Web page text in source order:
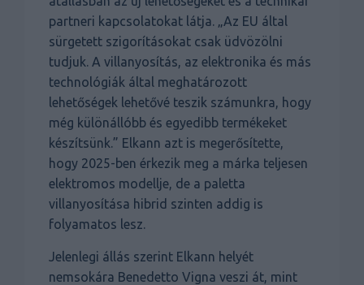
partneri kapcsolatokat látja. „Az EU által
sürgetett szigorításokat csak üdvözölni
tudjuk. A villanyosítás, az elektronika és más
technológiák által meghatározott
lehetőségek lehetővé teszik számunkra, hogy
még különállóbb és egyedibb termékeket
készítsünk.” Elkann azt is megerősítette,
hogy 2025-ben érkezik meg a márka teljesen
elektromos modellje, de a paletta
villanyosítása hibrid szinten addig is
folyamatos lesz.
Jelenlegi állás szerint Elkann helyét
nemsokára Benedetto Vigna veszi át, mint